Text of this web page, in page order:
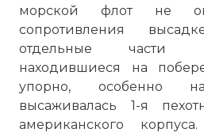
морской флот не
сопротивления
отдельные части
находившиеся на
упорно, особенно
высаживалась 1-я
американского